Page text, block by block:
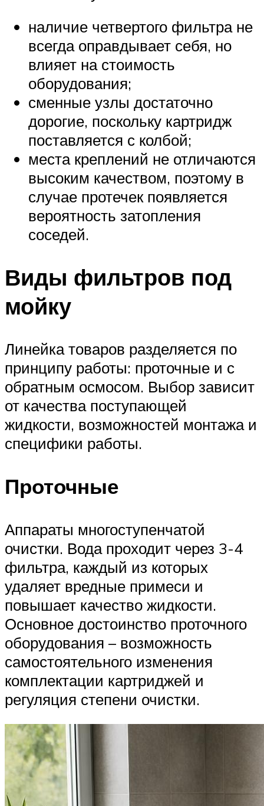
наличие четвертого фильтра не
всегда оправдывает себя, но
влияет на стоимость
оборудования;
сменные узлы достаточно
дорогие, поскольку картридж
поставляется с колбой;
места креплений не отличаются
высоким качеством, поэтому в
случае протечек появляется
вероятность затопления
соседей.
Виды фильтров под
мойку
Линейка товаров разделяется по
принципу работы: проточные и с
обратным осмосом. Выбор зависит
от качества поступающей
жидкости, возможностей монтажа и
специфики работы.
Проточные
Аппараты многоступенчатой
очистки. Вода проходит через 3-4
фильтра, каждый из которых
удаляет вредные примеси и
повышает качество жидкости.
Основное достоинство проточного
оборудования – возможность
самостоятельного изменения
комплектации картриджей и
регуляция степени очистки.